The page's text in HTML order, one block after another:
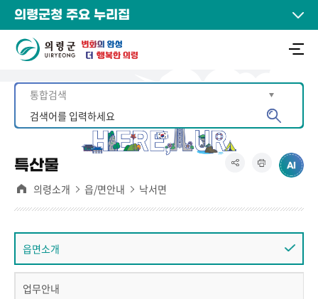
의령군청 주요 누리집
특산물
의령소개 읍/면안내 낙서면
읍면소개
업무안내